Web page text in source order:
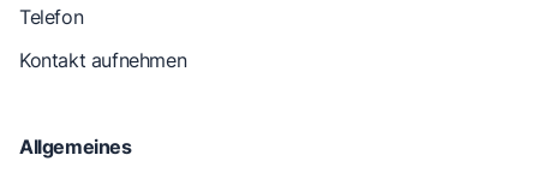
Telefon
Kontakt aufnehmen
Allgemeines